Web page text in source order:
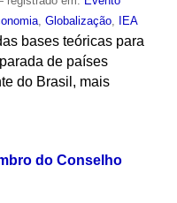
, Globalização, IEA
bases teóricas para
de países
do Brasil, mais
do Conselho